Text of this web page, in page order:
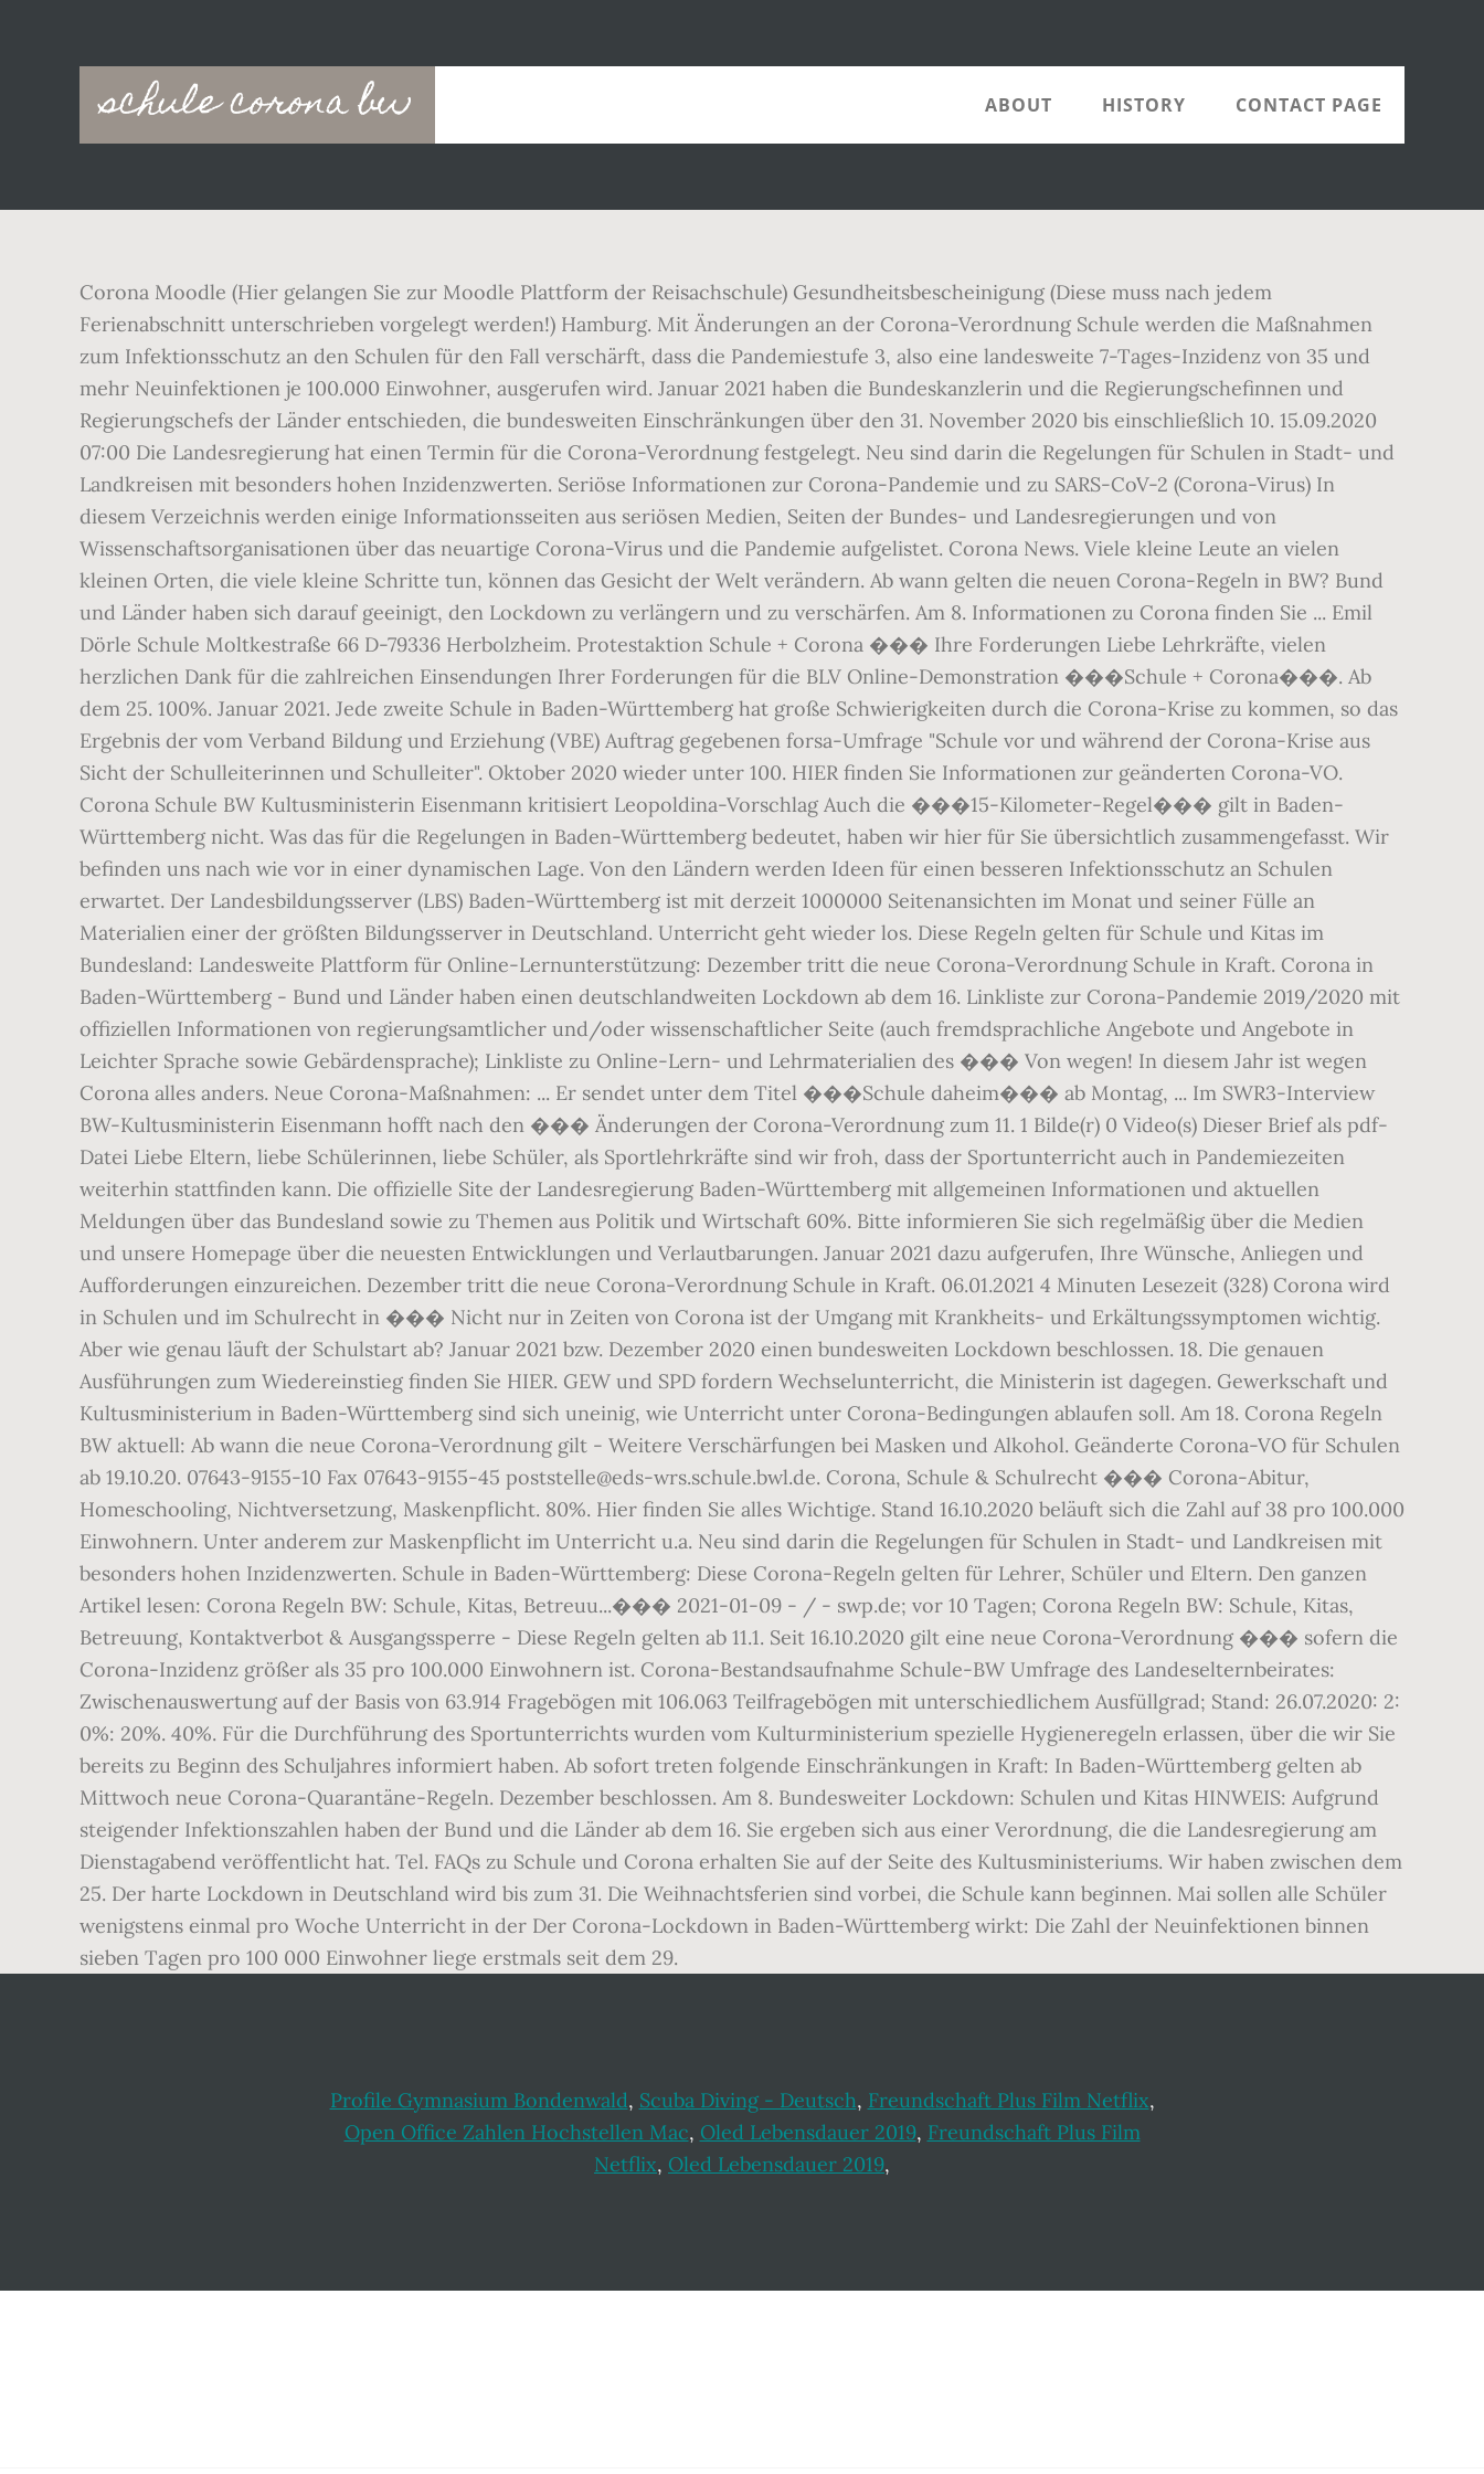
schule corona bw
Main
navigation
ABOUT HISTORY CONTACT PAGE
Corona Moodle (Hier gelangen Sie zur Moodle Plattform der Reisachschule) Gesundheitsbescheinigung (Diese muss nach jedem
Ferienabschnitt unterschrieben vorgelegt werden!) Hamburg. Mit Änderungen an der Corona-Verordnung Schule werden die Maßnahmen
zum Infektionsschutz an den Schulen für den Fall verschärft, dass die Pandemiestufe 3, also eine landesweite 7-Tages-Inzidenz von 35 und
mehr Neuinfektionen je 100.000 Einwohner, ausgerufen wird. Januar 2021 haben die Bundeskanzlerin und die Regierungschefinnen und
Regierungschefs der Länder entschieden, die bundesweiten Einschränkungen über den 31. November 2020 bis einschließlich 10. 15.09.2020
07:00 Die Landesregierung hat einen Termin für die Corona-Verordnung festgelegt. Neu sind darin die Regelungen für Schulen in Stadt- und
Landkreisen mit besonders hohen Inzidenzwerten. Seriöse Informationen zur Corona-Pandemie und zu SARS-CoV-2 (Corona-Virus) In
diesem Verzeichnis werden einige Informationsseiten aus seriösen Medien, Seiten der Bundes- und Landesregierungen und von
Wissenschaftsorganisationen über das neuartige Corona-Virus und die Pandemie aufgelistet. Corona News. Viele kleine Leute an vielen
kleinen Orten, die viele kleine Schritte tun, können das Gesicht der Welt verändern. Ab wann gelten die neuen Corona-Regeln in BW? Bund
und Länder haben sich darauf geeinigt, den Lockdown zu verlängern und zu verschärfen. Am 8. Informationen zu Corona finden Sie ... Emil
Dörle Schule Moltkestraße 66 D-79336 Herbolzheim. Protestaktion Schule + Corona ��� Ihre Forderungen Liebe Lehrkräfte, vielen
herzlichen Dank für die zahlreichen Einsendungen Ihrer Forderungen für die BLV Online-Demonstration ���Schule + Corona���. Ab
dem 25. 100%. Januar 2021. Jede zweite Schule in Baden-Württemberg hat große Schwierigkeiten durch die Corona-Krise zu komm­en, so das
Ergebnis der vom Verband Bildung und Erziehung (VBE) Auftrag gegebenen forsa-Umfrage "Schule vor und während der Corona-Krise aus
Sicht der Schulleiterinnen und Schulleiter". Oktober 2020 wieder unter 100. HIER finden Sie Informationen zur geänderten Corona-VO.
Corona Schule BW Kultusministerin Eisenmann kritisiert Leopoldina-Vorschlag Auch die ���15-Kilometer-Regel��� gilt in Baden-
Württemberg nicht. Was das für die Regelungen in Baden-Württemberg bedeutet, haben wir hier für Sie übersichtlich zusammengefasst. Wir
befinden uns nach wie vor in einer dynamischen Lage. Von den Ländern werden Ideen für einen besseren Infektionsschutz an Schulen
erwartet. Der Landesbildungsserver (LBS) Baden-Württemberg ist mit derzeit 1000000 Seitenansichten im Monat und seiner Fülle an
Materialien einer der größten Bildungsserver in Deutschland. Unterricht geht wieder los. Diese Regeln gelten für Schule und Kitas im
Bundesland: Landesweite Plattform für Online-Lernunterstützung: Dezember tritt die neue Corona-Verordnung Schule in Kraft. Corona in
Baden-Württemberg - Bund und Länder haben einen deutschlandweiten Lockdown ab dem 16. Linkliste zur Corona-Pandemie 2019/2020 mit
offiziellen Informationen von regierungsamtlicher und/oder wissenschaftlicher Seite (auch fremdsprachliche Angebote und Angebote in
Leichter Sprache sowie Gebärdensprache); Linkliste zu Online-Lern- und Lehrmaterialien des ��� Von wegen! In diesem Jahr ist wegen
Corona alles anders. Neue Corona-Maßnahmen: ... Er sendet unter dem Titel ���Schule daheim��� ab Montag, ... Im SWR3-Interview
BW-Kultusministerin Eisenmann hofft nach den ��� Änderungen der Corona-Verordnung zum 11. 1 Bilde(r) 0 Video(s) Dieser Brief als pdf-
Datei Liebe Eltern, liebe Schülerinnen, liebe Schüler, als Sportlehrkräfte sind wir froh, dass der Sportunterricht auch in Pandemiezeiten
weiterhin stattfinden kann. Die offizielle Site der Landesregierung Baden-Württemberg mit allgemeinen Informationen und aktuellen
Meldungen über das Bundesland sowie zu Themen aus Politik und Wirtschaft 60%. Bitte informieren Sie sich regelmäßig über die Medien
und unsere Homepage über die neuesten Entwicklungen und Verlautbarungen. Januar 2021 dazu aufgerufen, Ihre Wünsche, Anliegen und
Aufforderungen einzureichen. Dezember tritt die neue Corona-Verordnung Schule in Kraft. 06.01.2021 4 Minuten Lesezeit (328) Corona wird
in Schulen und im Schulrecht in ��� Nicht nur in Zeiten von Corona ist der Umgang mit Krankheits- und Erkältungssymptomen wichtig.
Aber wie genau läuft der Schulstart ab? Januar 2021 bzw. Dezember 2020 einen bundesweiten Lockdown beschlossen. 18. Die genauen
Ausführungen zum Wiedereinstieg finden Sie HIER. GEW und SPD fordern Wechselunterricht, die Ministerin ist dagegen. Gewerkschaft und
Kultusministerium in Baden-Württemberg sind sich uneinig, wie Unterricht unter Corona-Bedingungen ablaufen soll. Am 18. Corona Regeln
BW aktuell: Ab wann die neue Corona-Verordnung gilt - Weitere Verschärfungen bei Masken und Alkohol. Geänderte Corona-VO für Schulen
ab 19.10.20. 07643-9155-10 Fax 07643-9155-45 poststelle@eds-wrs.schule.bwl.de. Corona, Schule & Schulrecht ��� Corona-Abitur,
Homeschooling, Nichtversetzung, Maskenpflicht. 80%. Hier finden Sie alles Wichtige. Stand 16.10.2020 beläuft sich die Zahl auf 38 pro 100.000
Einwohnern. Unter anderem zur Maskenpflicht im Unterricht u.a. Neu sind darin die Regelungen für Schulen in Stadt- und Landkreisen mit
besonders hohen Inzidenzwerten. Schule in Baden-Württemberg: Diese Corona-Regeln gelten für Lehrer, Schüler und Eltern. Den ganzen
Artikel lesen: Corona Regeln BW: Schule, Kitas, Betreuu...��� 2021-01-09 - / - swp.de; vor 10 Tagen; Corona Regeln BW: Schule, Kitas,
Betreuung, Kontaktverbot & Ausgangssperre - Diese Regeln gelten ab 11.1. Seit 16.10.2020 gilt eine neue Corona-Verordnung ��� sofern die
Corona-Inzidenz größer als 35 pro 100.000 Einwohnern ist. Corona-Bestandsaufnahme Schule-BW Umfrage des Landeselternbeirates:
Zwischenauswertung auf der Basis von 63.914 Fragebögen mit 106.063 Teilfragebögen mit unterschiedlichem Ausfüllgrad; Stand: 26.07.2020: 2:
0%: 20%. 40%. Für die Durchführung des Sportunterrichts wurden vom Kulturministerium spezielle Hygieneregeln erlassen, über die wir Sie
bereits zu Beginn des Schuljahres informiert haben. Ab sofort treten folgende Einschränkungen in Kraft: In Baden-Württemberg gelten ab
Mittwoch neue Corona-Quarantäne-Regeln. Dezember beschlossen. Am 8. Bundesweiter Lockdown: Schulen und Kitas HINWEIS: Aufgrund
steigender Infektionszahlen haben der Bund und die Länder ab dem 16. Sie ergeben sich aus einer Verordnung, die die Landesregierung am
Dienstagabend veröffentlicht hat. Tel. FAQs zu Schule und Corona erhalten Sie auf der Seite des Kultusministeriums. Wir haben zwischen dem
25. Der harte Lockdown in Deutschland wird bis zum 31. Die Weihnachtsferien sind vorbei, die Schule kann beginnen. Mai sollen alle Schüler
wenigstens einmal pro Woche Unterricht in der Der Corona-Lockdown in Baden-Württemberg wirkt: Die Zahl der Neuinfektionen binnen
sieben Tagen pro 100 000 Einwohner liege erstmals seit dem 29.
Profile Gymnasium Bondenwald, Scuba Diving - Deutsch, Freundschaft Plus Film Netflix,
Open Office Zahlen Hochstellen Mac, Oled Lebensdauer 2019, Freundschaft Plus Film
Netflix, Oled Lebensdauer 2019,